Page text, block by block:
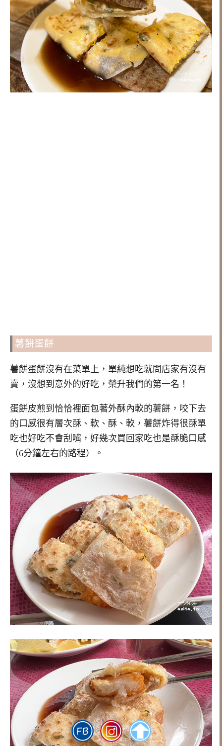
薯餅蛋餅
薯餅蛋餅沒有在菜單上，單純想吃就問店家有沒有
賣，沒想到意外的好吃，榮升我們的第一名！
蛋餅皮煎到恰恰裡面包著外酥內軟的薯餅，咬下去
的口感很有層次酥、軟、酥、軟，薯餅炸得很酥單
吃也好吃不會刮嘴，好幾次買回家吃也是酥脆口感
（6分鐘左右的路程）。